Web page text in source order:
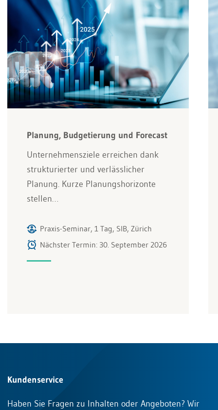
Planung, Budgetierung und Forecast
Unternehmensziele erreichen dank
strukturierter und verlässlicher
Planung. Kurze Planungshorizonte
stellen…
Praxis-Seminar, 1 Tag, SIB, Zürich
Nächster Termin: 30. September 2026
Kundenservice
Haben Sie Fragen zu Inhalten oder Angeboten? Wir